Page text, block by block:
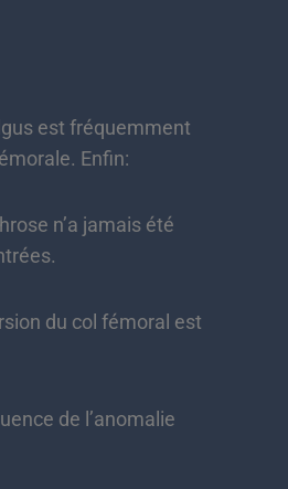
est fréquemment
Enfin:
n’a jamais été
du col fémoral est
de l’anomalie